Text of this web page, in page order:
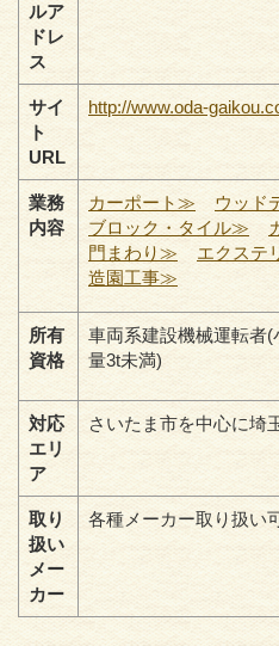
ルア
ドレ
ス
サイ
ト
URL
http://www.oda-
業務
内容
カーポート≫ ウッド
ブロック・タイル≫
門まわり≫
エクステ
造園工事≫
所有
資格
車両系建設機械運転者
量3t未満)
対応
エリ
ア
さいたま市を中心に埼
取り
扱い
メー
カー
各種メーカー取り扱い